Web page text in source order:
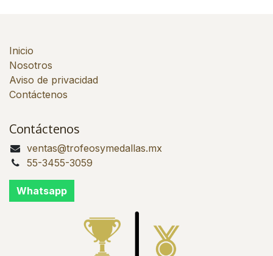
Inicio
Nosotros
Aviso de privacidad
Contáctenos
Contáctenos
ventas@trofeosymedallas.mx
55-3455-3059
Whatsapp